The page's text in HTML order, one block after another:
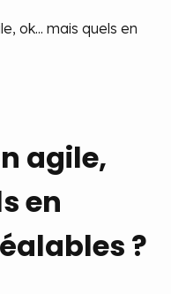
ok... mais quels en
agile,
en
?